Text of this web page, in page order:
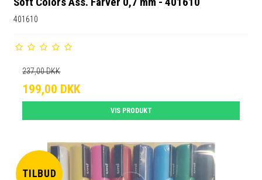
401610
237,00 DKK
199,00 DKK
VIS PRODUKT
TILBUD